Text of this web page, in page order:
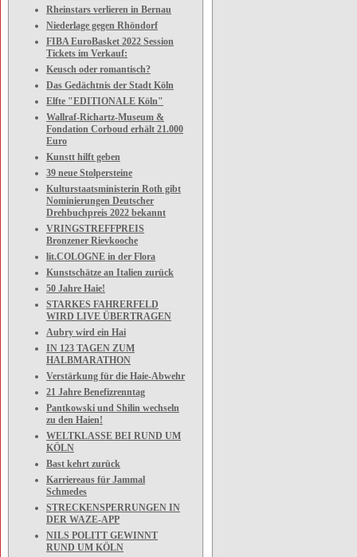
Rheinstars verlieren in Bernau
Niederlage gegen Rhöndorf
FIBA EuroBasket 2022 Session
Tickets im Verkauf:
Keusch oder romantisch?
Das Gedächtnis der Stadt Köln
Elfte "EDITIONALE Köln"
Wallraf-Richartz-Museum &
Fondation Corboud erhält 21.000
Euro
Kunstt hilft geben
39 neue Stolpersteine
Kulturstaatsministerin Roth gibt
Nominierungen Deutscher
Drehbuchpreis 2022 bekannt
VRINGSTREFFPREIS
Bronzener Rievkooche
lit.COLOGNE in der Flora
Kunstschätze an Italien zurück
50 Jahre Haie!
STARKES FAHRERFELD
WIRD LIVE ÜBERTRAGEN
Aubry wird ein Hai
IN 123 TAGEN ZUM
HALBMARATHON
Verstärkung für die Haie-Abwehr
21 Jahre Benefizrenntag
Pantkowski und Shilin wechseln
zu den Haien!
WELTKLASSE BEI RUND UM
KÖLN
Bast kehrt zurück
Karriereaus für Jammal
Schmedes
STRECKENSPERRUNGEN IN
DER WAZE-APP
NILS POLITT GEWINNT
RUND UM KÖLN